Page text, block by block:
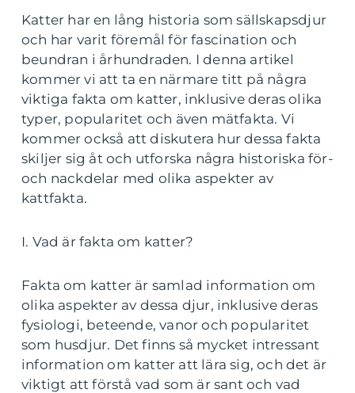
Katter har en lång historia som sällskapsdjur
och har varit föremål för fascination och
beundran i århundraden. I denna artikel
kommer vi att ta en närmare titt på några
viktiga fakta om katter, inklusive deras olika
typer, popularitet och även mätfakta. Vi
kommer också att diskutera hur dessa fakta
skiljer sig åt och utforska några historiska för-
och nackdelar med olika aspekter av
kattfakta.
I. Vad är fakta om katter?
Fakta om katter är samlad information om
olika aspekter av dessa djur, inklusive deras
fysiologi, beteende, vanor och popularitet
som husdjur. Det finns så mycket intressant
information om katter att lära sig, och det är
viktigt att förstå vad som är sant och vad